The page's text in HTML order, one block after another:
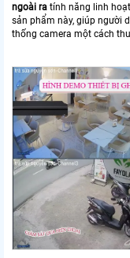
ngoài ra tính năng linh
sản phẩm này, giúp người
thống camera một cách